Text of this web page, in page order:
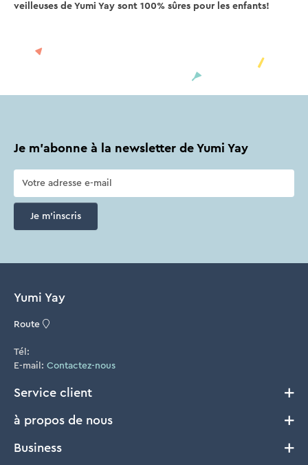
veilleuses de Yumi Yay sont 100% sûres pour les enfants!
Je m'abonne à la newsletter de Yumi Yay
Je m'inscris
Yumi Yay
Route
Tél:
E-mail: Contactez-nous
Service client
Livraison et Retours
à propos de nous
Notre histoire
Business